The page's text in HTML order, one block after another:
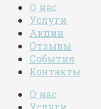
О нас
Услуги
Акции
Отзывы
События
Контакты
О нас